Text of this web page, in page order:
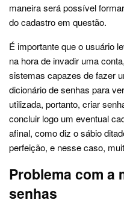
maneira será possível
do cadastro em questão.
É importante que o usuário
na hora de invadir uma
sistemas capazes de fazer
dicionário de senhas para
utilizada, portanto, criar
concluir logo um eventual
afinal, como diz o sábio
perfeição, e nesse caso,
Problema com a
senhas